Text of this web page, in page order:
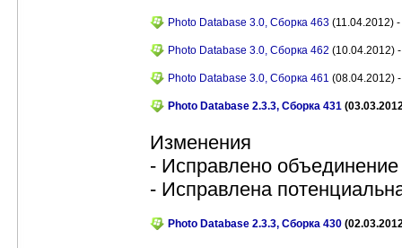
Photo Database 3.0, Сборка 463 (11.04.2012) -
Photo Database 3.0, Сборка 462 (10.04.2012) -
Photo Database 3.0, Сборка 461 (08.04.2012) -
Photo Database 2.3.3, Сборка 431
Изменения
- Исправлено
- Исправлена
Photo Database 2.3.3, Сборка 430